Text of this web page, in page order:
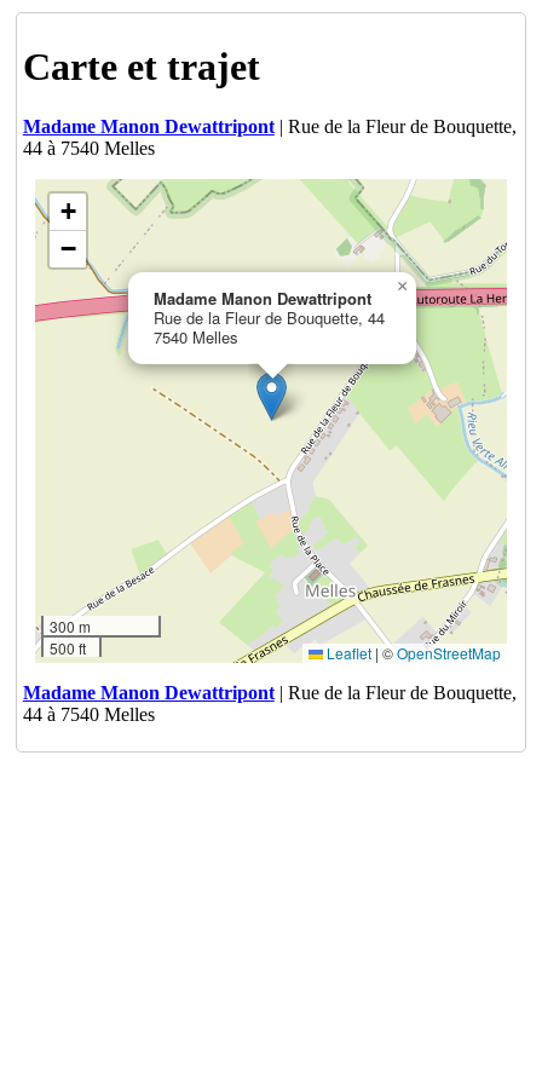
Carte et trajet
Madame Manon Dewattripont| Rue de la Fleur de Bouquette,
44 à 7540 Melles
Madame Manon Dewattripont
Rue de la Fleur de Bouquette, 44
7540 Melles
×
+
−
300 m
500 ft
Leaflet | ©OpenStreetMap
Madame Manon Dewattripont| Rue de la Fleur de Bouquette,
44 à 7540 Melles